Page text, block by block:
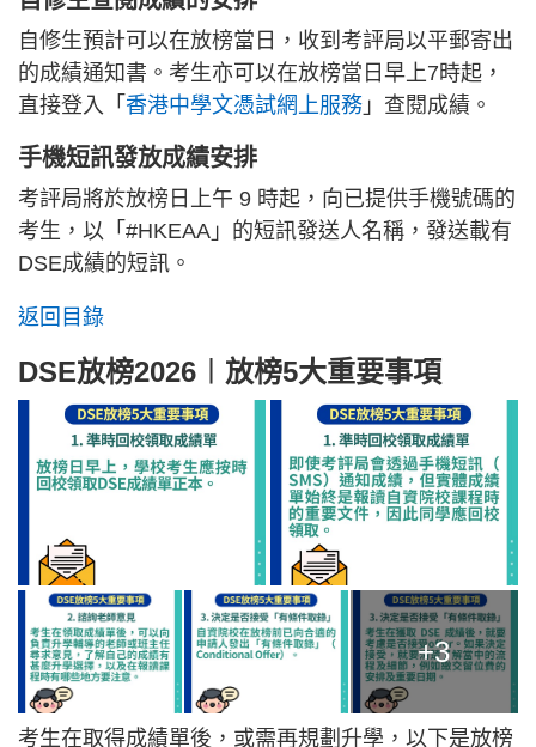
自修生預計可以在放榜當日，收到考評局以平郵寄出
的成績通知書。考生亦可以在放榜當日早上7時起，
直接登入「 香港中學文憑試網上服務 」查閱成績。
手機短訊發放成績安排
考評局將於放榜日上午 9 時起，向已提供手機號碼的
考生，以「#HKEAA」的短訊發送人名稱，發送載有
DSE成績的短訊。
返回目錄
DSE放榜2026︱放榜5大重要事項
+3
考生在取得成績單後，或需再規劃升學，以下是放榜